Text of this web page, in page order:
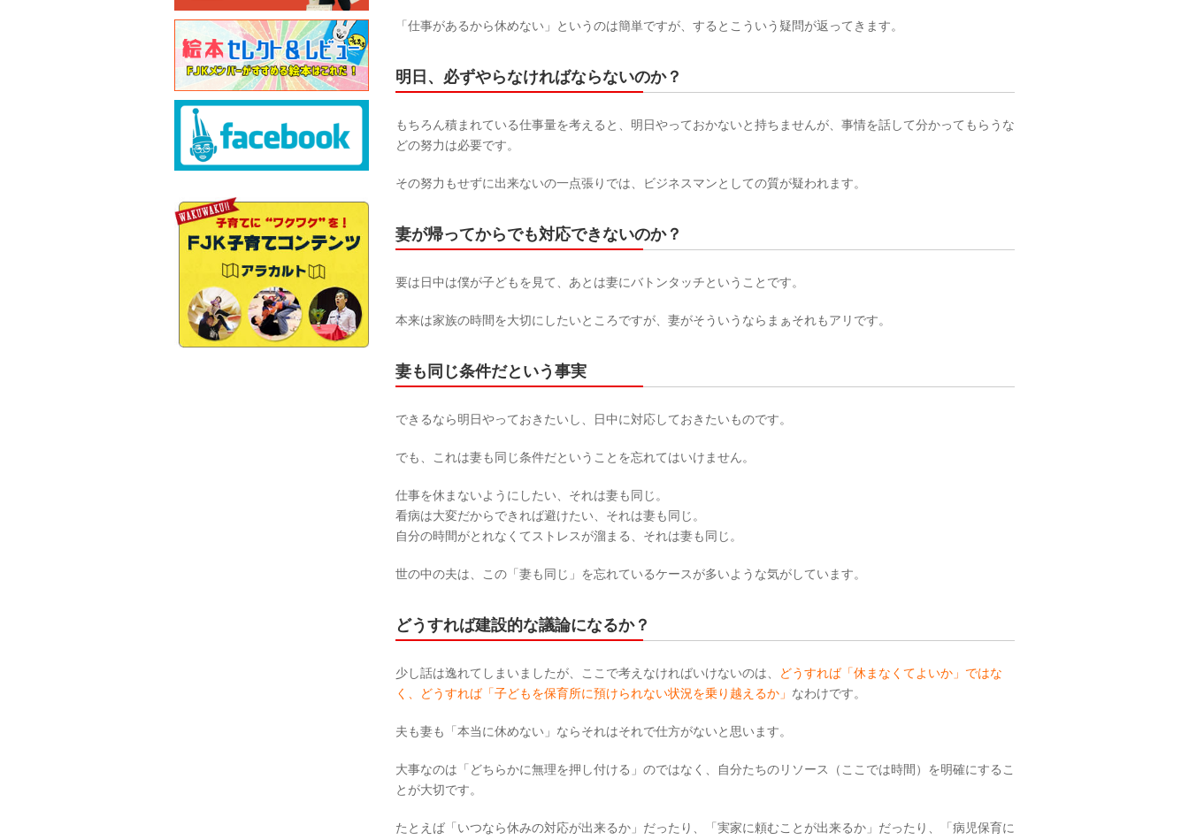
「仕事があるから休めない」というのは簡単ですが、するとこういう疑問が返ってきます。
明日、必ずやらなければならないのか？
もちろん積まれている仕事量を考えると、明日やっておかないと持ちませんが、事情を話して分かってもらうな
どの努力は必要です。
その努力もせずに出来ないの一点張りでは、ビジネスマンとしての質が疑われます。
妻が帰ってからでも対応できないのか？
要は日中は僕が子どもを見て、あとは妻にバトンタッチということです。
本来は家族の時間を大切にしたいところですが、妻がそういうならまぁそれもアリです。
妻も同じ条件だという事実
できるなら明日やっておきたいし、日中に対応しておきたいものです。
でも、これは妻も同じ条件だということを忘れてはいけません。
仕事を休まないようにしたい、それは妻も同じ。
看病は大変だからできれば避けたい、それは妻も同じ。
自分の時間がとれなくてストレスが溜まる、それは妻も同じ。
世の中の夫は、この「妻も同じ」を忘れているケースが多いような気がしています。
どうすれば建設的な議論になるか？
少し話は逸れてしまいましたが、ここで考えなければいけないのは、
どうすれば「休まなくてよいか」ではな
く、どうすれば「子どもを保育所に預けられない状況を乗り越えるか」 なわけです。
夫も妻も「本当に休めない」ならそれはそれで仕方がないと思います。
大事なのは「どちらかに無理を押し付ける」のではなく、自分たちのリソース（ここでは時間）を明確にするこ
とが大切です。
たとえば「いつなら休みの対応が出来るか」だったり、「実家に頼むことが出来るか」だったり、「病児保育に